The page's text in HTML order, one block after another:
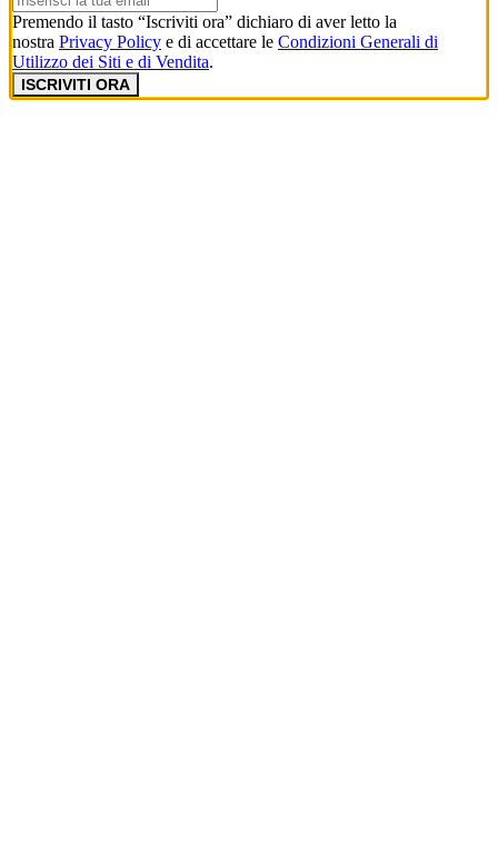
Premendo il tasto “Iscriviti ora” dichiaro di aver letto la
nostra Privacy Policy e di accettare le Condizioni Generali di
Utilizzo dei Siti e di Vendita.
ISCRIVITI ORA